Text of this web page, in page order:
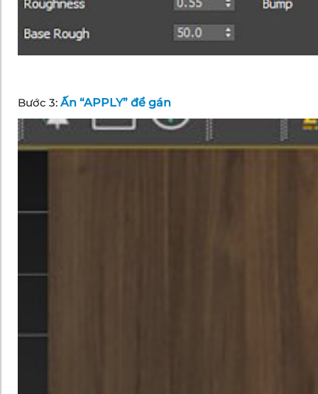
Bước 3: Ấn “APPLY” để gán